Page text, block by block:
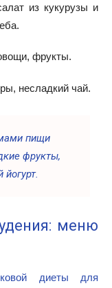
из кукурузы и
фрукты.
несладкий чай.
пищи
фрукты,
меню
диеты для